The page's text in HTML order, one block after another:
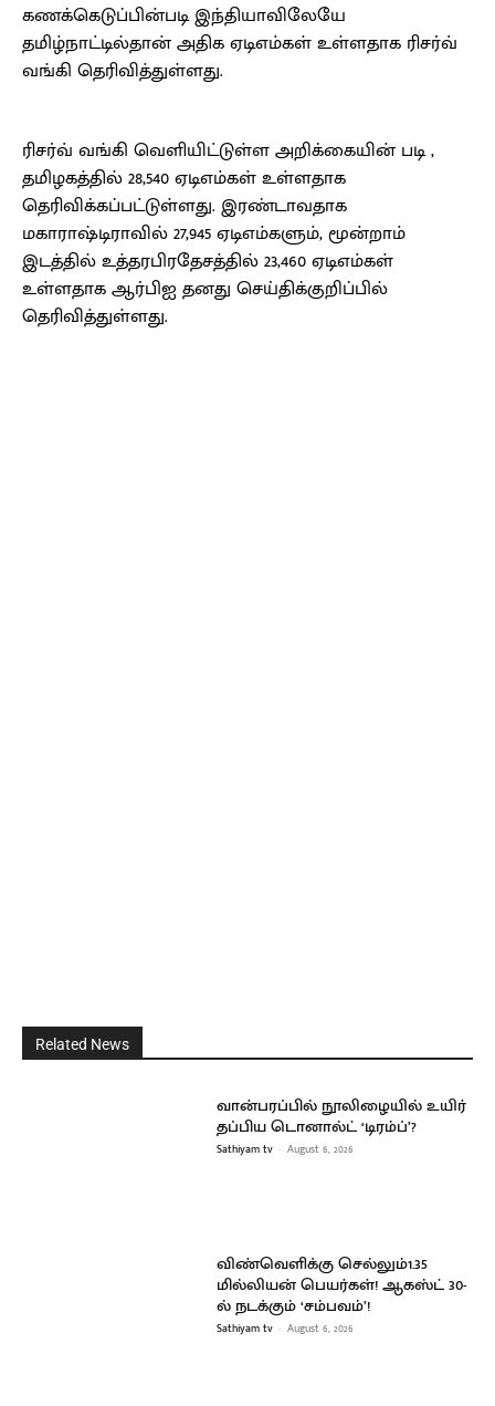
கணக்கெடுப்பின்படி இந்தியாவிலேயே
தமிழ்நாட்டில்தான் அதிக ஏடிஎம்கள் உள்ளதாக ரிசர்வ்
வங்கி தெரிவித்துள்ளது.
ரிசர்வ் வங்கி வெளியிட்டுள்ள அறிக்கையின் படி ,
தமிழகத்தில் 28,540 ஏடிஎம்கள் உள்ளதாக
தெரிவிக்கப்பட்டுள்ளது. இரண்டாவதாக
மகாராஷ்டிராவில் 27,945 ஏடிஎம்களும், மூன்றாம்
இடத்தில் உத்தரபிரதேசத்தில் 23,460 ஏடிஎம்கள்
உள்ளதாக ஆர்பிஐ தனது செய்திக்குறிப்பில்
தெரிவித்துள்ளது.
Related News
வான்பரப்பில் நூலிழையில் உயிர்
தப்பிய டொனால்ட் ‘டிரம்ப்’?
Sathiyam tv - August 6, 2026
விண்வெளிக்கு செல்லும்1.35
மில்லியன் பெயர்கள்! ஆகஸ்ட் 30-
ல் நடக்கும் ‘சம்பவம்’!
Sathiyam tv - August 6, 2026